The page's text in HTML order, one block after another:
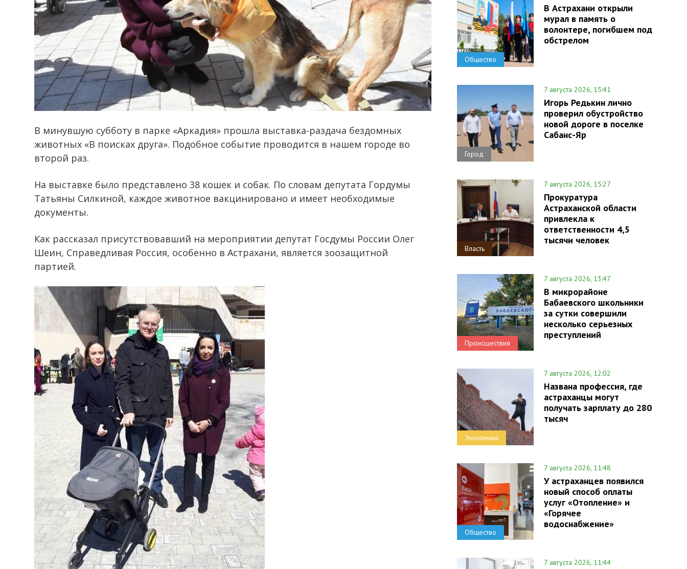
В минувшую субботу в парке «Аркадия» прошла выставка-раздача бездомных
животных «В поисках друга». Подобное событие проводится в нашем городе во
второй раз.
На выставке было представлено 38 кошек и собак. По словам депутата Гордумы
Татьяны Силкиной, каждое животное вакцинировано и имеет необходимые
документы.
Как рассказал присутствовавший на мероприятии депутат Госдумы России Олег
Шеин, Справедливая Россия, особенно в Астрахани, является зоозащитной
партией.
Общество
В Астрахани открыли
мурал в память о
волонтере, погибшем под
обстрелом
Город
7 августа 2026, 15:41
Игорь Редькин лично
проверил обустройство
новой дороге в поселке
Сабанс-Яр
Власть
7 августа 2026, 15:27
Прокуратура
Астраханской области
привлекла к
ответственности 4,5
тысячи человек
Происшествия
7 августа 2026, 13:47
В микрорайоне
Бабаевского школьники
за сутки совершили
несколько серьезных
преступлений
Экономика
7 августа 2026, 12:02
Названа профессия, где
астраханцы могут
получать зарплату до 280
тысяч
Общество
7 августа 2026, 11:48
У астраханцев появился
новый способ оплаты
услуг «Отопление» и
«Горячее
водоснабжение»
7 августа 2026, 11:44